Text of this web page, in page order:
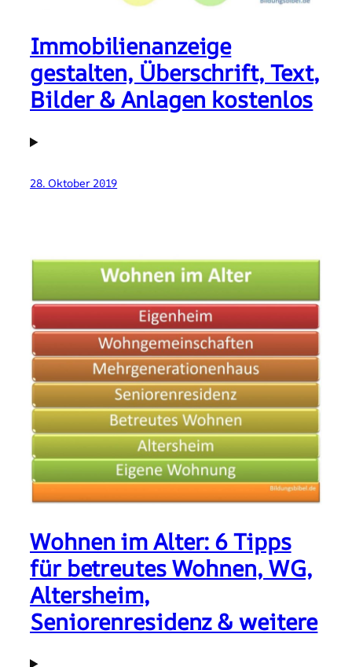
Immobilienanzeige
gestalten, Überschrift, Text,
Bilder & Anlagen kostenlos
28. Oktober 2019
Wohnen im Alter: 6 Tipps
für betreutes Wohnen, WG,
Altersheim,
Seniorenresidenz & weitere